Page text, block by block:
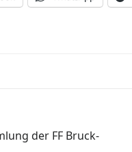
der FF Bruck-